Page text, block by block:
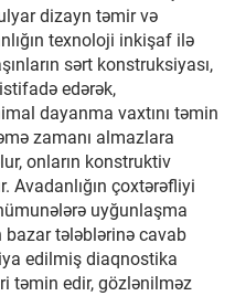
dizayn təmir və
texnoloji inkişaf ilə
sərt konstruksiyası,
edərək,
dayanma vaxtını təmin
zamanı almazlara
onların konstruktiv
Avadanlığın çoxtərəfliyi
uyğunlaşma
bazar tələblərinə cavab
edilmiş diaqnostika
təmin edir, gözlənilməz